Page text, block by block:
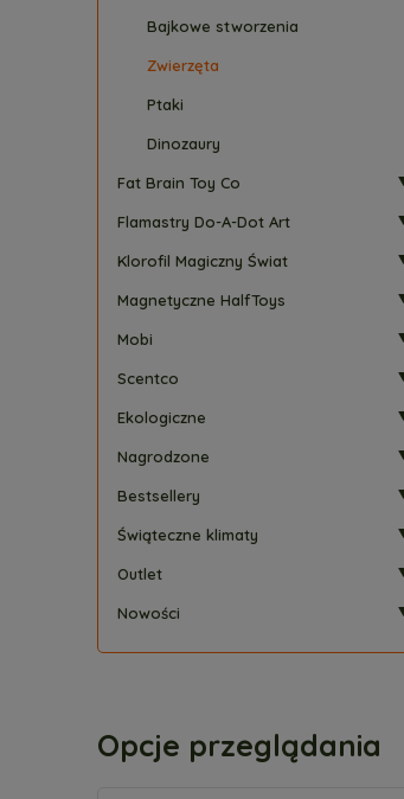
Bajkowe stworzenia
Zwierzęta
Ptaki
Dinozaury
Fat Brain Toy Co
Flamastry Do-A-Dot Art
Klorofil Magiczny Świat
Magnetyczne HalfToys
Mobi
Scentco
Ekologiczne
Nagrodzone
Bestsellery
Świąteczne klimaty
Outlet
Nowości
Opcje przeglądania